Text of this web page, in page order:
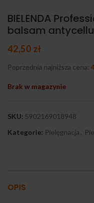
BIELENDA
balsam
42,50 zł
Poprzednia najniższa cena:
Brak w magazynie
SKU: 5902169018948
Kategorie: Pielęgnacja
OPIS